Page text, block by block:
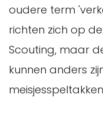
oudere term
richten zich op
Scouting, maar
kunnen anders